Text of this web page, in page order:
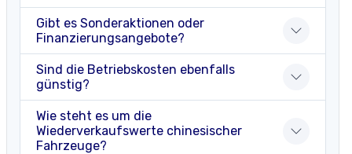
Gibt es Sonderaktionen oder
Finanzierungsangebote?
Sind die Betriebskosten ebenfalls
günstig?
Wie steht es um die
Wiederverkaufswerte chinesischer
Fahrzeuge?